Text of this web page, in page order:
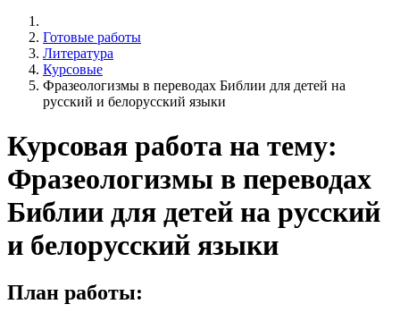
Готовые работы
Литература
Курсовые
Фразеологизмы в переводах Библии для детей на
русский и белорусский языки
Курсовая работа на тему:
Фразеологизмы в переводах
Библии для детей на русский
и белорусский языки
План работы: